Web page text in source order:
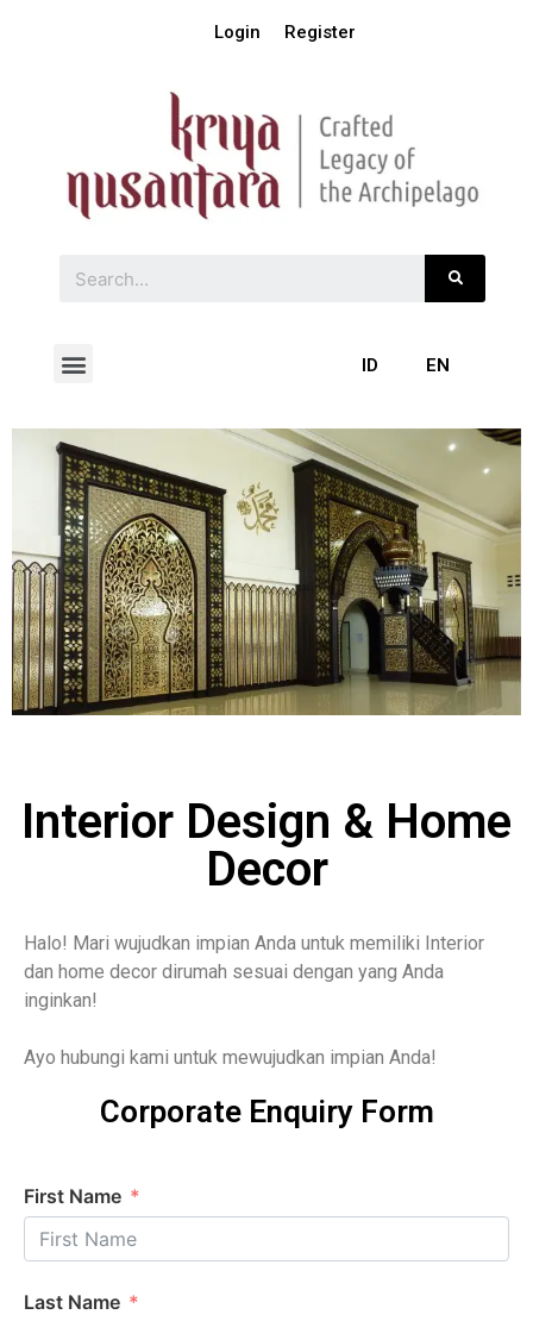
Login Register
ID EN
Interior Design & Home
Decor
Halo! Mari wujudkan impian Anda untuk memiliki Interior
dan home decor dirumah sesuai dengan yang Anda
inginkan!
Ayo hubungi kami untuk mewujudkan impian Anda!
Corporate Enquiry Form
First Name
Last Name